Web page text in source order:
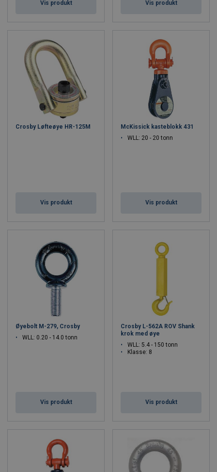
Vis produkt Vis produkt
Crosby Løfteøye HR-125M
Vis produkt
McKissick kasteblokk 431
WLL: 20 - 20 tonn
Vis produkt
Øyebolt M-279, Crosby
WLL: 0.20 - 14.0 tonn
Vis produkt
Crosby L-562A ROV Shank
krok med øye
WLL: 5.4 - 150 tonn
Klasse: 8
Vis produkt